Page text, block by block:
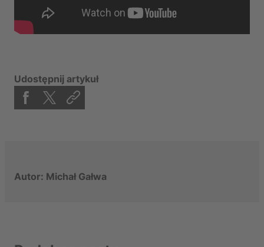
Udostępnij artykuł
Autor: Michał Gałwa